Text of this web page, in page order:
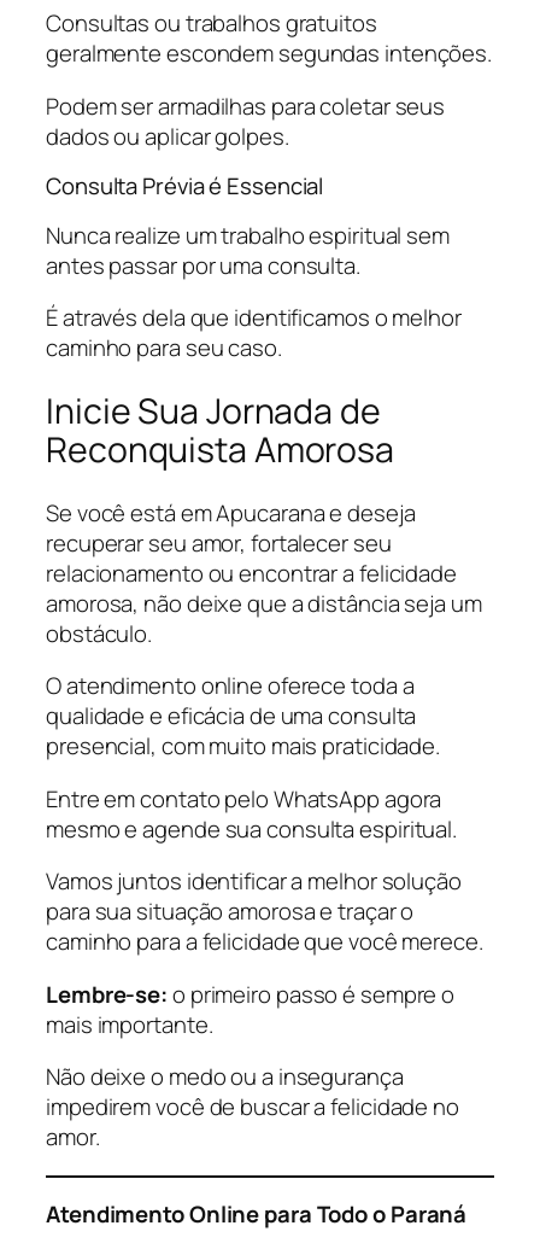
Consultas ou trabalhos gratuitos
geralmente escondem segundas intenções.
Podem ser armadilhas para coletar seus
dados ou aplicar golpes.
Consulta Prévia é Essencial
Nunca realize um trabalho espiritual sem
antes passar por uma consulta.
É através dela que identificamos o melhor
caminho para seu caso.
Inicie Sua Jornada de
Reconquista Amorosa
Se você está em Apucarana e deseja
recuperar seu amor, fortalecer seu
relacionamento ou encontrar a felicidade
amorosa, não deixe que a distância seja um
obstáculo.
O atendimento online oferece toda a
qualidade e eficácia de uma consulta
presencial, com muito mais praticidade.
Entre em contato pelo WhatsApp agora
mesmo e agende sua consulta espiritual.
Vamos juntos identificar a melhor solução
para sua situação amorosa e traçar o
caminho para a felicidade que você merece.
Lembre-se:o primeiro passo é sempre o
mais importante.
Não deixe o medo ou a insegurança
impedirem você de buscar a felicidade no
amor.
Atendimento Online para Todo o Paraná